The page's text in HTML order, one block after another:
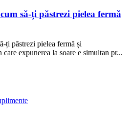
să-ți păstrezi pielea fermă
ți păstrezi pielea fermă și
expunerea la soare e simultan pr...